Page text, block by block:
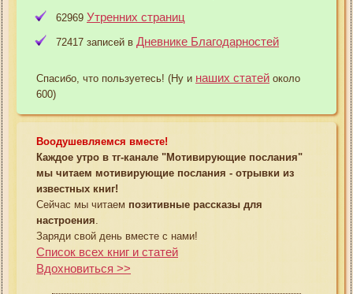
62969 Утренних страниц
72417 записей в Дневнике Благодарностей
Спасибо, что пользуетесь! (Ну и наших статей около
600)
Воодушевляемся вместе!
Каждое утро в тг-канале "Мотивирующие послания"
мы читаем мотивирующие послания - отрывки из
известных книг!
Сейчас мы читаем позитивные рассказы для
настроения
Заряди свой день вместе с нами!
Список всех книг и статей
Вдохновиться >>